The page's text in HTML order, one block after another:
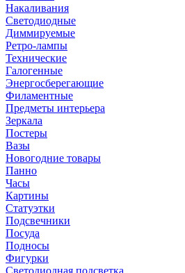
Накаливания
Светодиодные
Диммируемые
Ретро-лампы
Технические
Галогенные
Энергосберегающие
Филаментные
Предметы интерьера
Зеркала
Постеры
Вазы
Новогодние товары
Панно
Часы
Картины
Статуэтки
Подсвечники
Посуда
Подносы
Фигурки
Светодиодная подсветка